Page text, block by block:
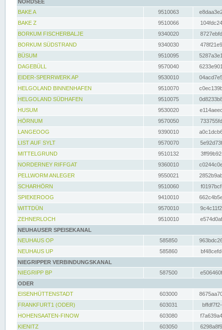
NORDSEE
BAKE A
9510063
BAKE Z
9510066
BORKUM FISCHERBALJE
9340020
BORKUM SÜDSTRAND
9340030
BÜSUM
9510095
DAGEBÜLL
9570040
EIDER-SPERRWERK AP
9530010
HELGOLAND BINNENHAFEN
9510070
HELGOLAND SÜDHAFEN
9510075
HUSUM
9530020
HÖRNUM
9570050
LANGEOOG
9390010
LIST AUF SYLT
9570070
MITTELGRUND
9510132
NORDERNEY RIFFGAT
9360010
PELLWORM ANLEGER
9550021
SCHARHÖRN
9510060
SPIEKEROOG
9410010
WITTDÜN
9570010
ZEHNERLOCH
9510010
NEUHAUSER SPEISEKANAL
NEUHAUS OP
585850
NEUHAUS UP
585860
NIEGRIPPER VERBINDUNGSKANAL
NIEGRIPP BP
587500
ODER
EISENHÜTTENSTADT
603000
FRANKFURT1 (ODER)
603031
HOHENSAATEN-FINOW
603080
KIENITZ
603050